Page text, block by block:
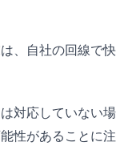
、自社の回線で快
対応していない場
性があることに注